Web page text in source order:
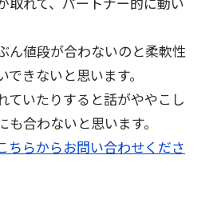
ん値段が合わないのと柔軟性
きないと思います。
ていたりすると話がややこし
も合わないと思います。
ちらからお問い合わせくださ